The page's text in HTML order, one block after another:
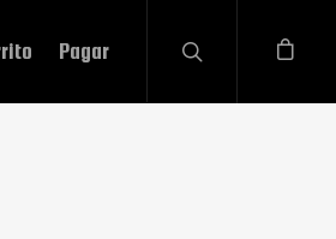
Pagar